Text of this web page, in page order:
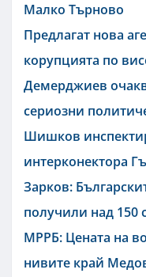
Малко Търново
Предлагат нова
корупцията по
Демерджиев
сериозни
Шишков
интерконектора
Зарков:
получили над 150
МРРБ: Цената на
нивите край